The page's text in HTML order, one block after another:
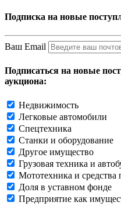
Подписка на новые
Ваш Email
Подписаться на новые
аукциона:
Недвижимость
Легковые автомобили
Спецтехника
Станки и оборудование
Другое имущество
Грузовая техника и
Мототехника и средства
Доля в уставном фонде
Предприятие как